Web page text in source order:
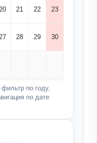
21 22 23
28 29 30
по году,
по дате